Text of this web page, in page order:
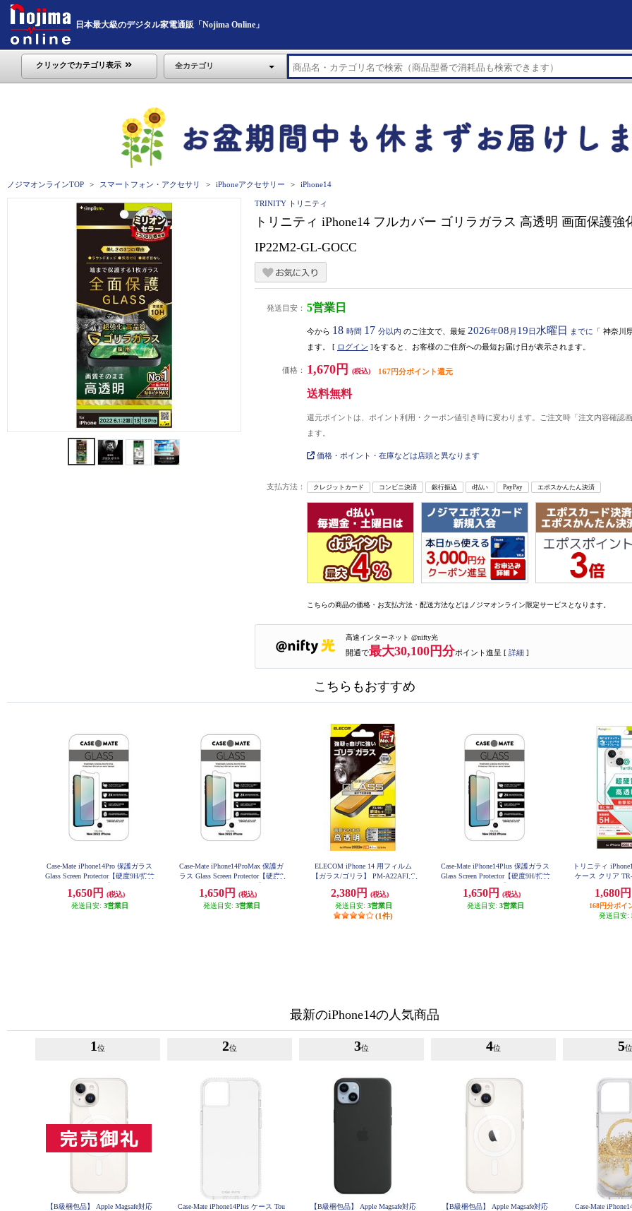
日本最大級のデジタル家電通販「Nojima Online」
クリックでカテゴリ表示 全カテゴリ
ノジマオンラインTOP スマートフォン・アクセサリ iPhoneアクセサリー iPhone14
TRINITY トリニティ
トリニティ iPhone14 フルカバー ゴリラガラス 高透明 画面保護強
IP22M2-GL-GOCC
発送目安： 5営業日
今から 18 時間 17 分以内 のご注文で、最短 2026年08 月 19日 水曜日 までに 「 神奈川
ます。 [ ログイン ]をすると、お客様のご住所への最短お届け日が表示されます。
価格： 1,670円 (税込) 167円分ポイント還元
送料無料
還元ポイントは、ポイント利用・クーポン値引き時に変わります。ご注文時「注文内容確認
ます。
価格・ポイント・在庫などは店頭と異なります
支払方法： クレジットカード コンビニ決済 銀行振込 d払い PayPay エポスかんたん決済
こちらの商品の価格・お支払方法・配送方法などはノジマオンライン限定サービスとなります。
高速インターネット @nifty光
開通で最大30,100円分ポイント進呈 [ 詳細 ]
こちらもおすすめ
Case-Mate iPhone14Pro 保護ガラス
Glass Screen Protector【硬度9H/指紋
1,650円
(税込)
発送目安: 3営業日
Case-Mate iPhone14ProMax 保護ガ
ラス Glass Screen Protector【硬度9
9330
1,650円
(税込)
発送目安: 3営業日
ELECOM iPhone 14 用フィルム
【ガラス/ゴリラ】 PM-A22AFLG
2,380円
(税込)
発送目安: 3営業日
(1件)
Case-Mate iPhone14Plus 保護ガラス
Glass Screen Protector【硬度9H/指紋
1,650円
(税込)
発送目安: 3営業日
トリニティ
ケース クリア
1,680円
168円分ポイ
発送目安:
最新のiPhone14の人気商品
1 位
【B級梱包品】 Apple Magsafe対応
2位
Case-Mate iPhone14Plus ケース Tou
3位
【B級梱包品】 Apple Magsafe対応
4位
【B級梱包品】 Apple Magsafe対応
5位
Case-Mate